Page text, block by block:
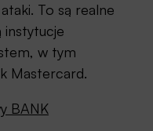
To są realne
instytucje
w tym
Mastercard.
BANK